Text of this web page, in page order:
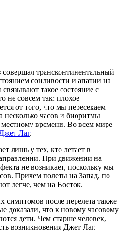
совершал трансконтинентальный
сонливости и апатии на
такое состояние с
не совсем так: плохое
от того, что мы пересекаем
несколько часов и биоритмы
местному времени. Во всем мире
Джет Лаг.
лишь у тех, кто летает в
При движении на
не возникает, поскольку мы
Причем полеты на Запад, по
легче, чем на Восток.
симптомов после перелета также
доказали, что к новому часовому
дети. Чем старше человек,
возникновения Джет Лаг.